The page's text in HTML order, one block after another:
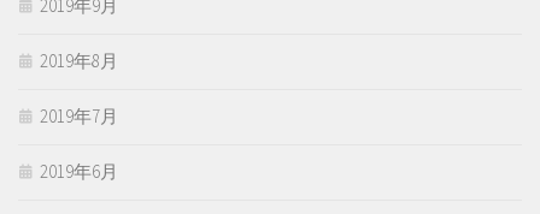
2019年9月
2019年8月
2019年7月
2019年6月